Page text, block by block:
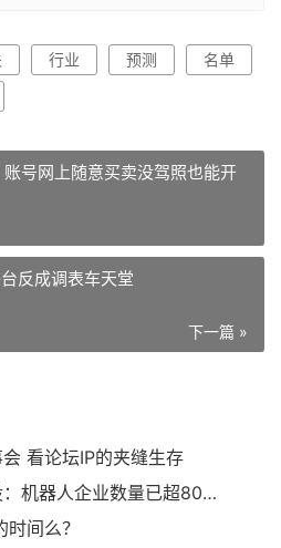
行业 预测
名单
号网上随意买卖没驾照也能开
反成调表车天堂
下一篇 »
看论坛IP的夹缝生存
工信部谈产业重复建设：机器人企业数量已超800个
间么？